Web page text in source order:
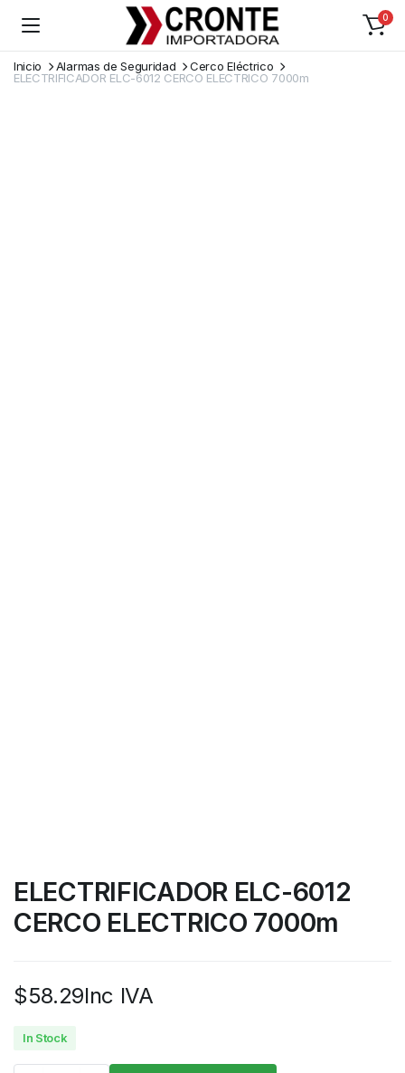
0
Inicio Alarmas de Seguridad
Cerco Eléctrico
ELECTRIFICADOR ELC-6012 CERCO ELECTRICO 7000m
ELECTRIFICADOR ELC-6012
CERCO ELECTRICO 7000m
$58.29Inc IVA
In Stock